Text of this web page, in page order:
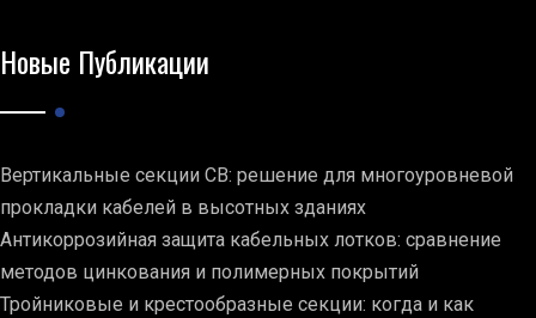
Новые Публикации
Вертикальные секции СВ: решение для многоуровневой
прокладки кабелей в высотных зданиях
Антикоррозийная защита кабельных лотков: сравнение
методов цинкования и полимерных покрытий
Тройниковые и крестообразные секции: когда и как